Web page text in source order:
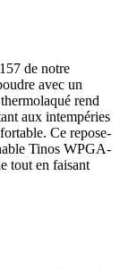
de notre
avec un
rend
aux intempéries
Ce repose-
Tinos WPGA-
tout en faisant